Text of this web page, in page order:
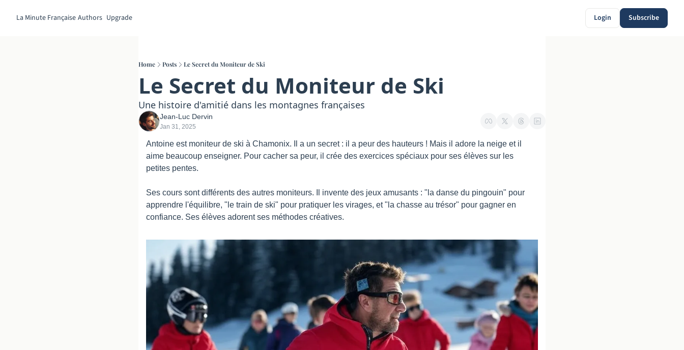
La Minute Française Authors Upgrade Login Subscribe
Home Posts Le Secret du Moniteur de Ski
Le Secret du Moniteur de Ski
Une histoire d'amitié dans les montagnes françaises
Jean-Luc Dervin
Jan 31, 2025
Antoine est moniteur de ski à Chamonix. Il a un secret : il a peur des hauteurs ! Mais il adore la neige et il
aime beaucoup enseigner. Pour cacher sa peur, il crée des exercices spéciaux pour ses élèves sur les
petites pentes.
Ses cours sont différents des autres moniteurs. Il invente des jeux amusants : "la danse du pingouin" pour
apprendre l'équilibre, "le train de ski" pour pratiquer les virages, et "la chasse au trésor" pour gagner en
confiance. Ses élèves adorent ses méthodes créatives.